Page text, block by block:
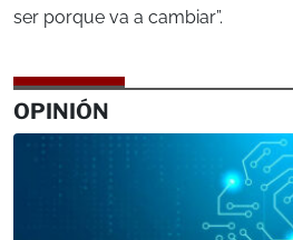
ser porque va a cambiar”.
OPINIÓN